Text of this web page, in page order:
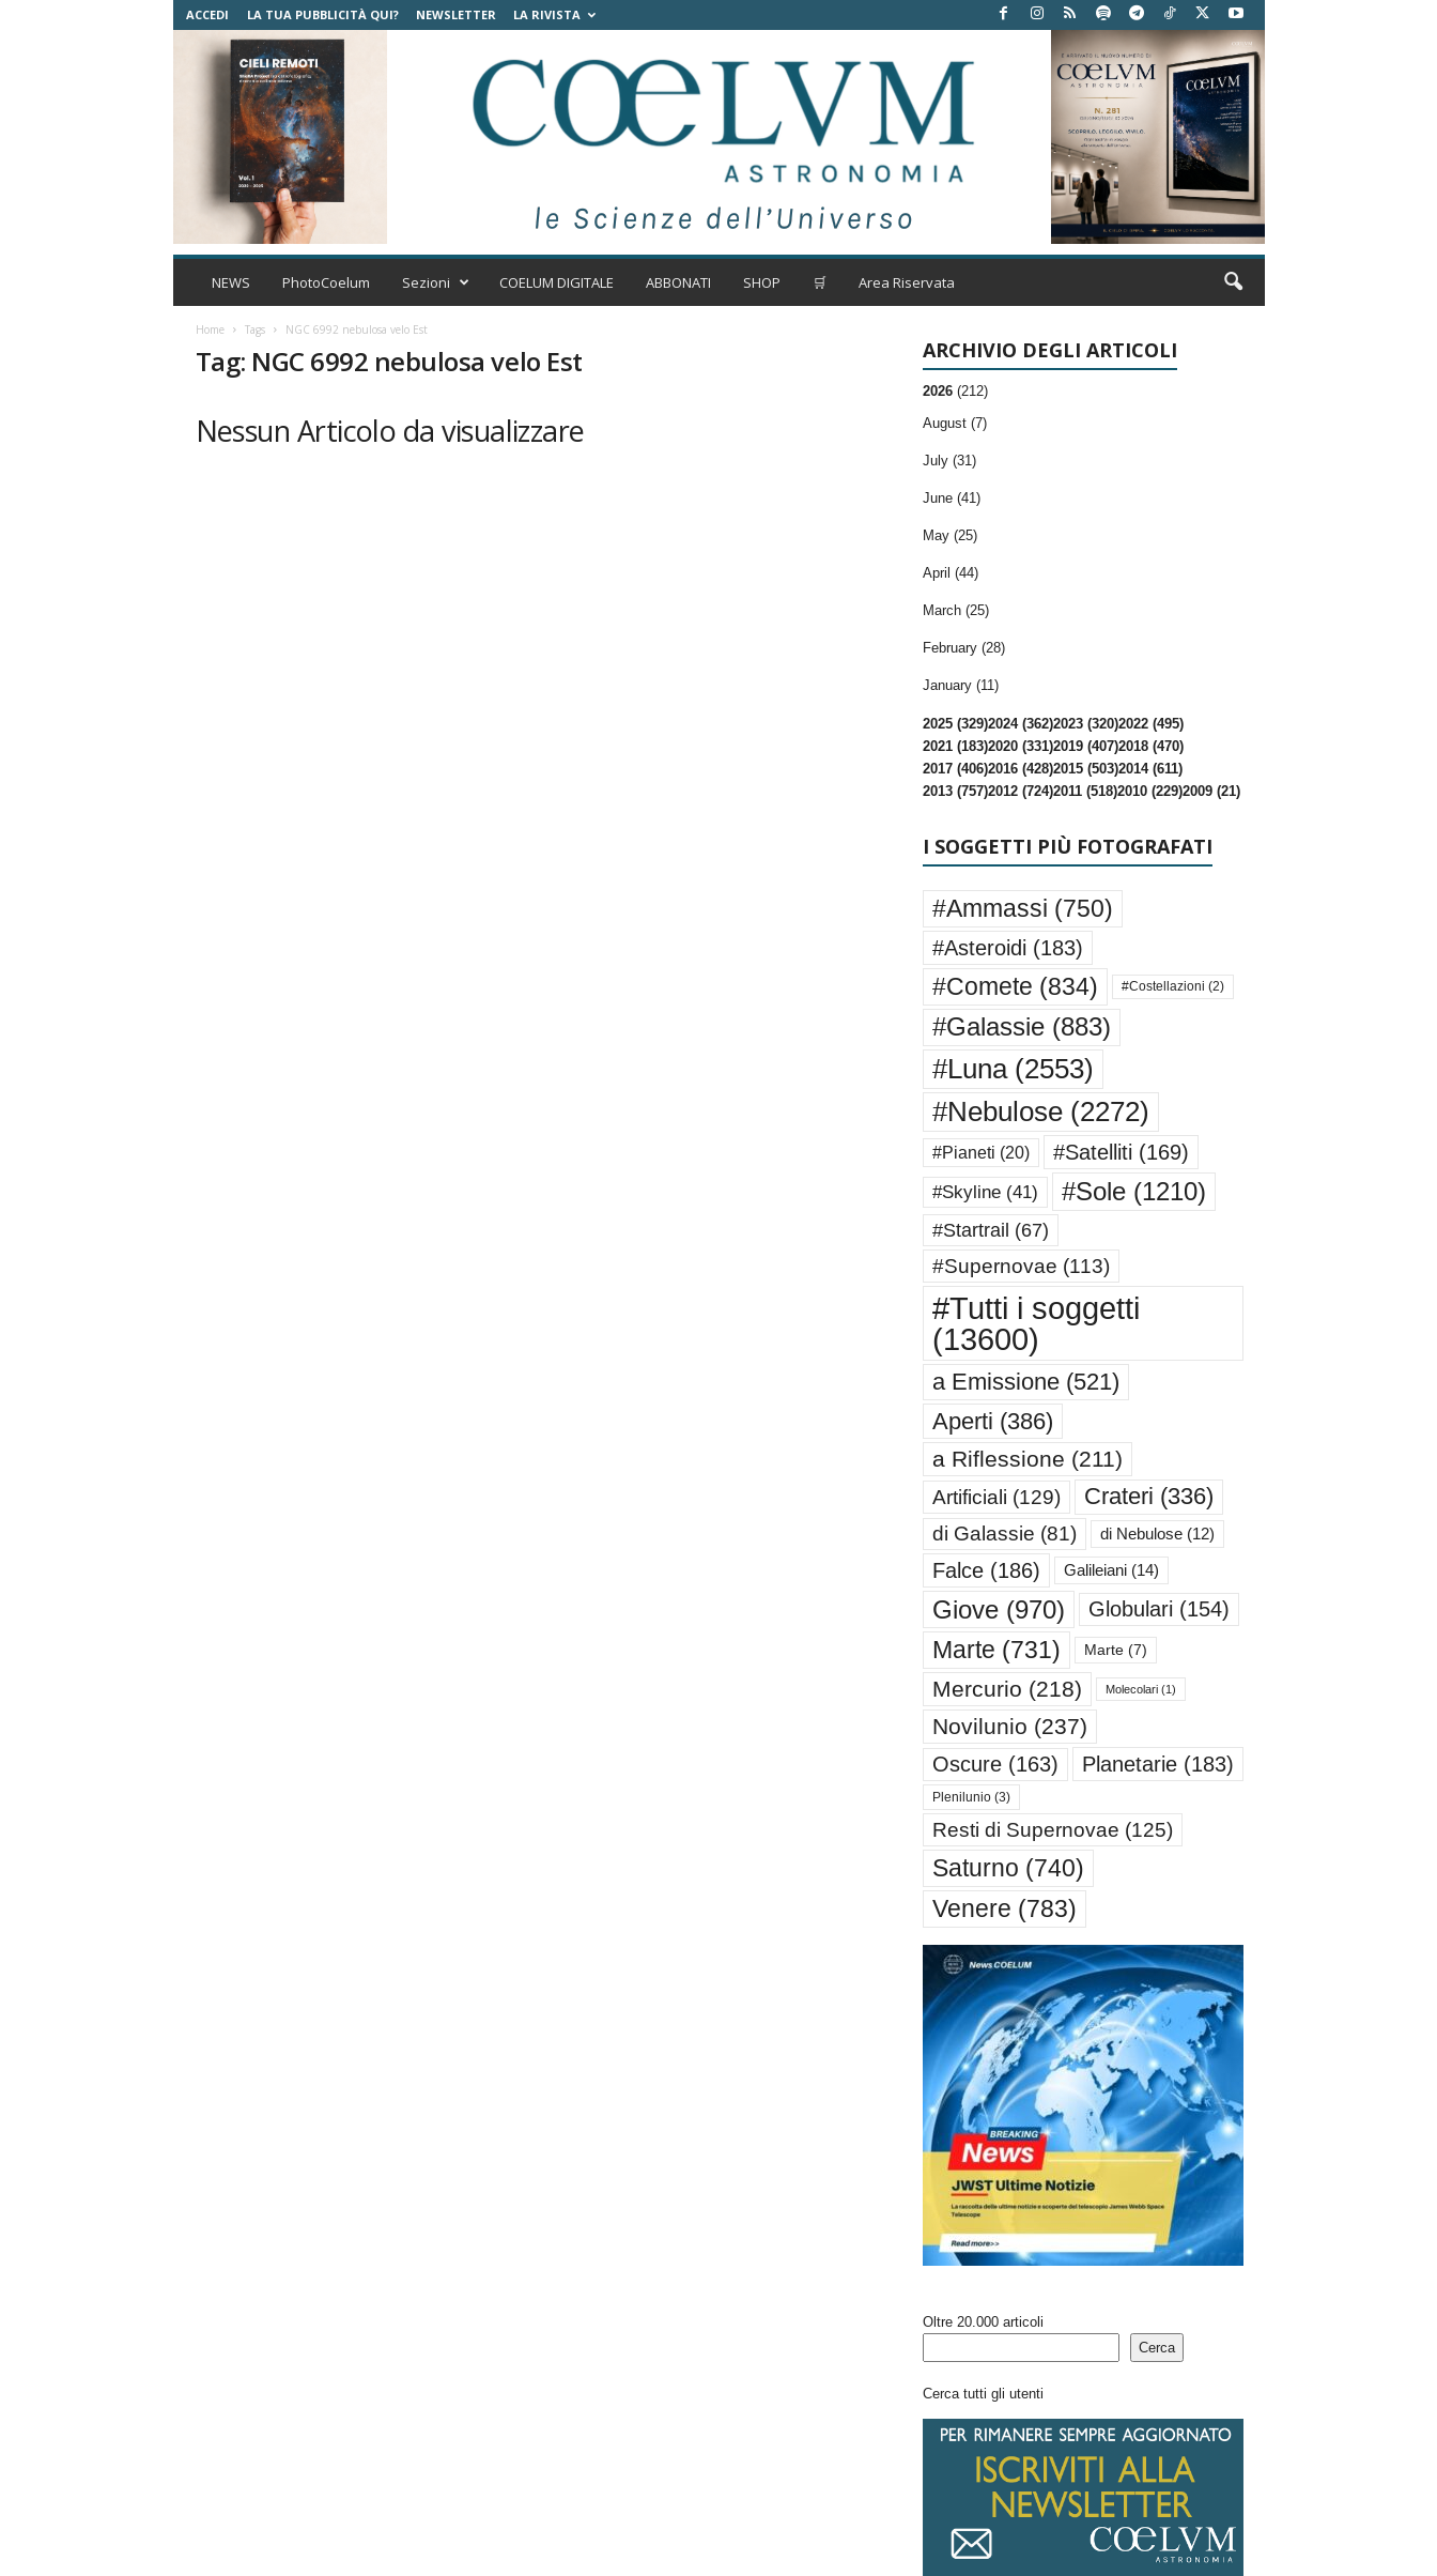
ACCEDI LA TUA PUBBLICITÀ QUI? NEWSLETTER LA RIVISTA
C
m
t
NEWS PhotoCoelum Sezioni COELUM DIGITALE ABBONATI SHOP 🛒 Area Riservata
Home Tags NGC 6992 nebulosa velo Est
Tag: NGC 6992 nebulosa velo Est
Nessun Articolo da visualizzare
ARCHIVIO DEGLI ARTICOLI
2026 (212)
August (7)
July (31)
June (41)
May (25)
April (44)
March (25)
February (28)
January (11)
2025 (329)2024 (362)2023 (320)2022 (495)
2021 (183)2020 (331)2019 (407)2018 (470)
2017 (406)2016 (428)2015 (503)2014 (611)
2013 (757)2012 (724)2011 (518)2010 (229)2009 (21)
I SOGGETTI PIÙ FOTOGRAFATI
#Ammassi (750)
#Asteroidi (183)
#Comete (834) #Costellazioni (2)
#Galassie(883)
#Luna(2553)
#Nebulose(2272)
#Pianeti (20) #Satelliti (169)
#Skyline(41) #Sole(1210)
#Startrail (67)
#Supernovae (113)
#Tutti i soggetti
(13600)
a Emissione(521)
Aperti (386)
a Riflessione (211)
Artificiali (129) Crateri (336)
di Galassie (81) di Nebulose(12)
Falce(186) Galileiani(14)
Giove(970) Globulari (154)
Marte (731) Marte(7)
Mercurio (218) Molecolari(1)
Novilunio (237)
Oscure(163) Planetarie(183)
Plenilunio(3)
Resti di Supernovae (125)
Saturno (740)
Venere (783)
Oltre 20.000 articoli
Cerca
Cerca tutti gli utenti